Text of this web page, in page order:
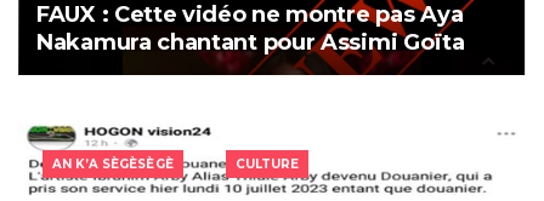
FAUX : Cette vidéo ne montre pas Aya
Nakamura chantant pour Assimi Goïta
AN K’A SÈGÈSÈGÈ CULTURE